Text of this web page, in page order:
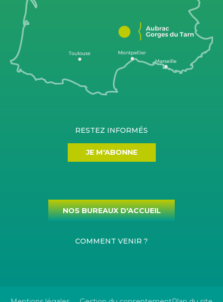
RESTEZ INFORMÉS
JE M'ABONNE
NOS BUREAUX D'ACCUEIL
COMMENT VENIR ?